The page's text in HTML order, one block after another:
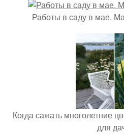
Работы в саду в мае.
Когда сажать многолетние
для